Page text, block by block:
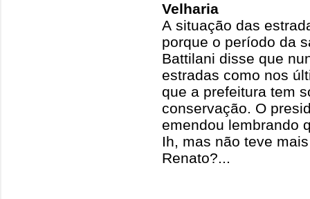
Velharia
A situação das
porque o período da
Battilani disse que
estradas como nos
que a prefeitura tem
conservação. O
emendou lembrando
Ih, mas não teve
Renato?...